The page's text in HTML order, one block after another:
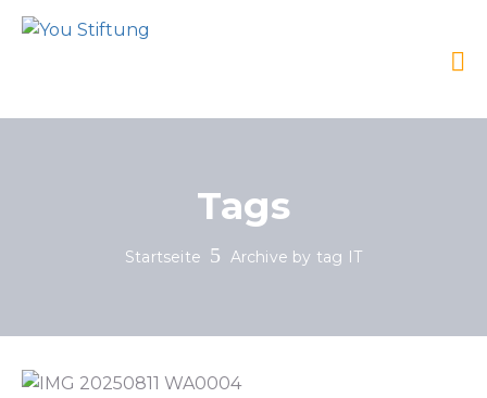
Tags
Startseite Archive by tag IT